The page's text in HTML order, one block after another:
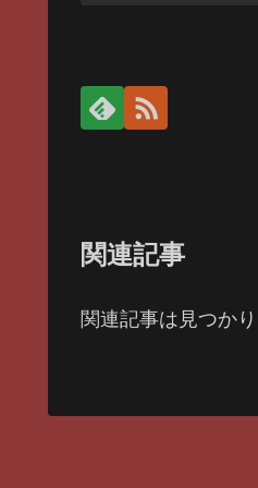
関連記事
関連記事は見つか